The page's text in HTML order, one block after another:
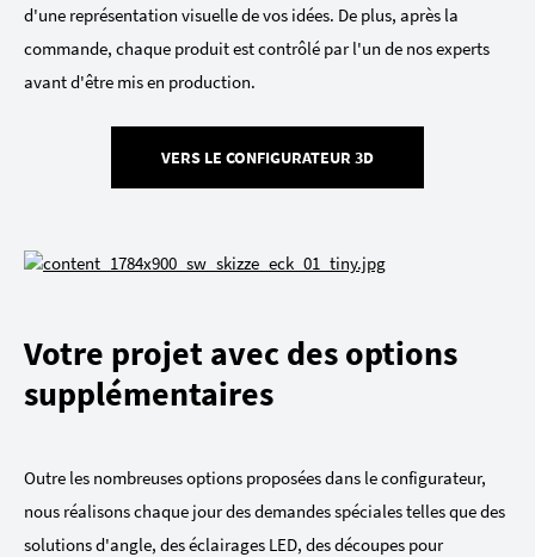
d'une représentation visuelle de vos idées. De plus, après la
commande, chaque produit est contrôlé par l'un de nos experts
avant d'être mis en production.
VERS LE CONFIGURATEUR 3D
Votre projet avec des options
supplémentaires
Outre les nombreuses options proposées dans le configurateur,
nous réalisons chaque jour des demandes spéciales telles que des
solutions d'angle, des éclairages LED, des découpes pour